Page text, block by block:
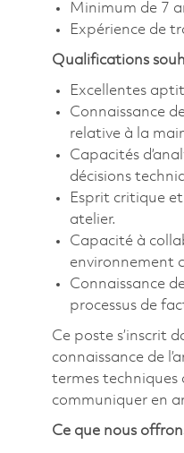
Minimum de 7
Expérience de
Qualifications
Excellentes
Connaissance
relative à la
Capacités
décisions
Esprit critique
atelier.
Capacité à
environnement
Connaissance
processus de
Ce poste s’inscrit
connaissance de
termes techniques
communiquer en
Ce que nous